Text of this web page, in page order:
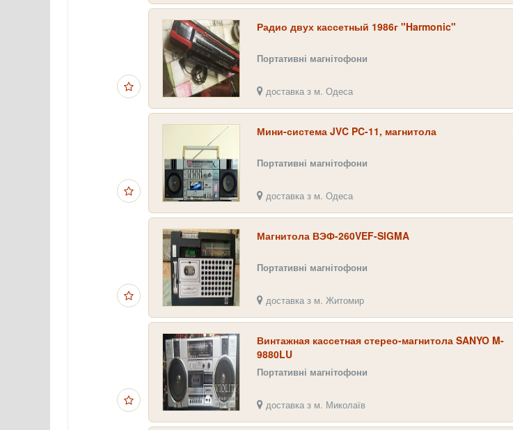
Радио двух кассетный 1986г "Harmonic"
Портативні магнітофони
доставка з м. Одеса
Мини-система JVC PC-11, магнитола
Портативні магнітофони
доставка з м. Одеса
Магнитола ВЭФ-260VEF-SIGMA
Портативні магнітофони
доставка з м. Житомир
Винтажная кассетная стерео-магнитола SANYO M-
9880LU
Портативні магнітофони
доставка з м. Миколаїв